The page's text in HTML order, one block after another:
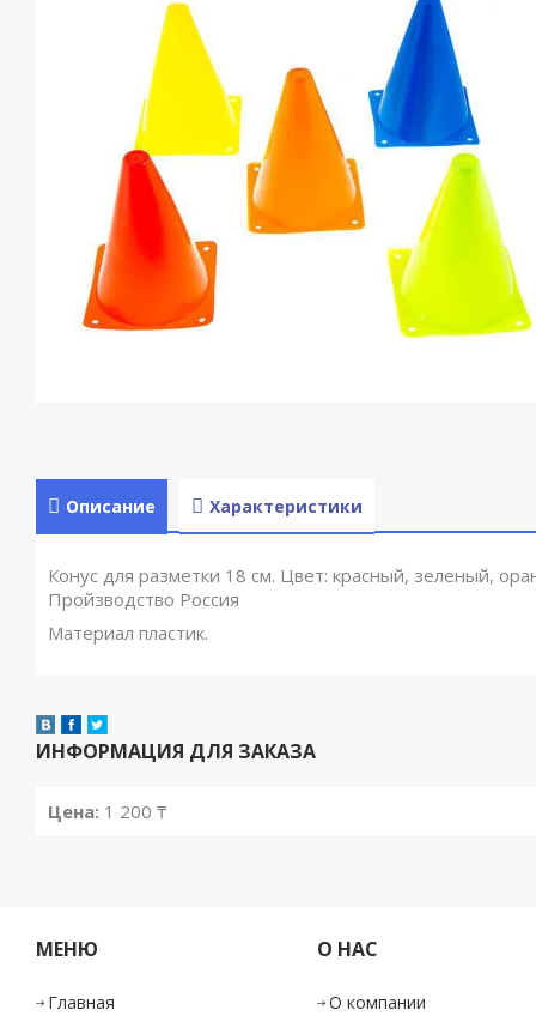
Описание Характеристики
Конус для разметки 18 см. Цвет: красный, зеленый,
Пройзводство Россия
Материал пластик.
ИНФОРМАЦИЯ ДЛЯ ЗАКАЗА
Цена: 1 200 ₸
МЕНЮ
Главная
О НАС
О компании